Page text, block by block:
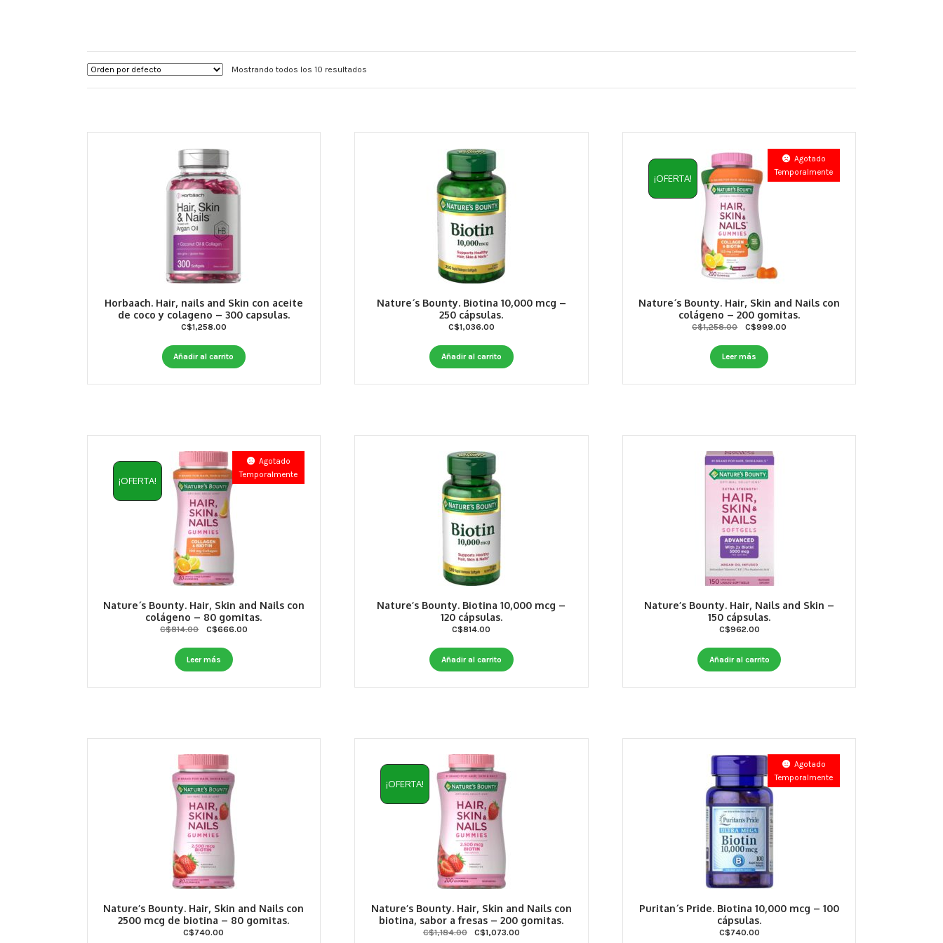
Mostrando todos los 10 resultados
Horbaach. Hair, nails and Skin con aceite
de coco y colageno – 300 capsulas.
C$1,258.00
Añadir al carrito
Nature´s Bounty. Biotina 10,000 mcg –
250 cápsulas.
C$1,036.00
Añadir al carrito
Nature´s Bounty. Hair, Skin and Nails con
colágeno – 200 gomitas.
¡OFERTA!
Agotado
Temporalmente
C$1,258.00
Original
was:
C$1,258.00.
C$999.00Current
Leer más
Nature´s Bounty. Hair, Skin and Nails con
colágeno – 80 gomitas.
¡OFERTA!
Agotado
Temporalmente
C$814.00
Original
was:
C$814.00.
C$666.00Current
Leer más
Nature’s Bounty. Biotina 10,000 mcg –
120 cápsulas.
C$814.00
Añadir al carrito
Nature’s Bounty. Hair, Nails and Skin –
150 cápsulas.
C$962.00
Añadir al carrito
Nature’s Bounty. Hair, Skin and Nails con
2500 mcg de biotina – 80 gomitas.
C$740.00
Nature’s Bounty. Hair, Skin and Nails con
biotina, sabor a fresas – 200 gomitas.
¡OFERTA!
C$1,184.00
Original
C$1,073.00
Puritan´s Pride. Biotina 10,000 mcg – 100
cápsulas.
Agotado
Temporalmente
C$740.00